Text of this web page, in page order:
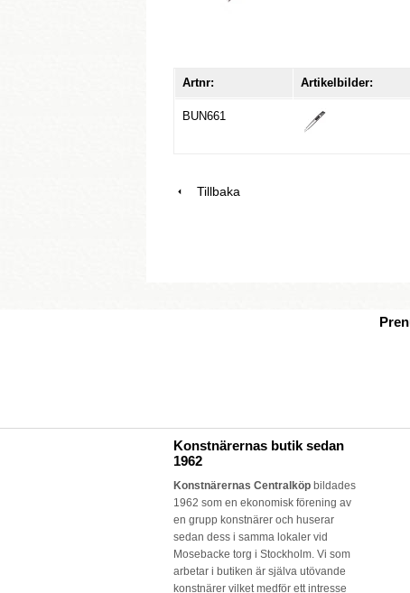
Artnr: Artikelbilder:
BUN661
Tillbaka
Konstnärernas butik sedan
1962
Konstnärernas Centralköp bildades
1962 som en ekonomisk förening av
en grupp konstnärer och huserar
sedan dess i samma lokaler vid
Mosebacke torg i Stockholm. Vi som
arbetar i butiken är själva utövande
konstnärer vilket medför ett intresse